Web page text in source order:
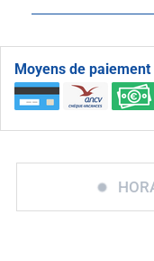
Moyens de paiement